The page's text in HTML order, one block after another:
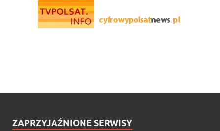
ZAPRZYJAŹNIONE SERWISY